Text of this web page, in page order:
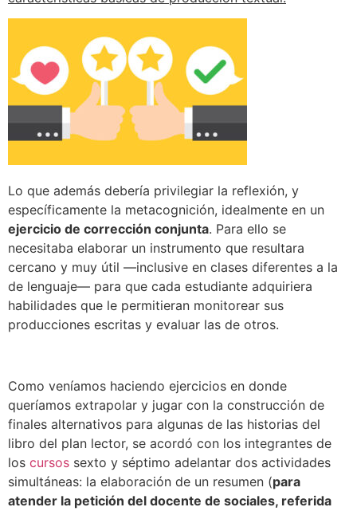
Lo que además debería privilegiar la reflexión, y
específicamente la metacognición, idealmente en un
ejercicio de corrección conjunta. Para ello se
necesitaba elaborar un instrumento que resultara
cercano y muy útil —inclusive en clases diferentes a la
de lenguaje— para que cada estudiante adquiriera
habilidades que le permitieran monitorear sus
producciones escritas y evaluar las de otros.
Como veníamos haciendo ejercicios en donde
queríamos extrapolar y jugar con la construcción de
finales alternativos para algunas de las historias del
libro del plan lector, se acordó con los integrantes de
los cursos sexto y séptimo adelantar dos actividades
simultáneas: la elaboración de un resumen (para
atender la petición del docente de sociales, referida